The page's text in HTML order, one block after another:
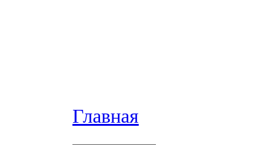
Главная